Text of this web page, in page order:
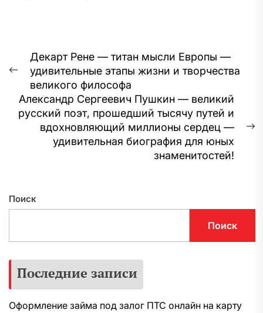
Навигация
по
записям
Предыдущая
запись:
Декарт Рене — титан мысли Европы —
удивительные этапы жизни и творчества
великого философа
Александр Сергеевич Пушкин — великий
русский поэт, прошедший тысячу путей и
вдохновляющий миллионы сердец —
удивительная биография для юных
знаменитостей!
Поиск
Поиск
Последние записи
Оформление займа под залог ПТС онлайн на карту